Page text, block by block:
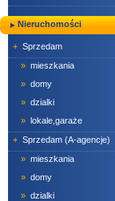
Nieruchomości
+ Sprzedam
» mieszkania
» domy
» dzialki
» lokale,garaże
+ Sprzedam (A-agencje)
» mieszkania
» domy
» dzialki